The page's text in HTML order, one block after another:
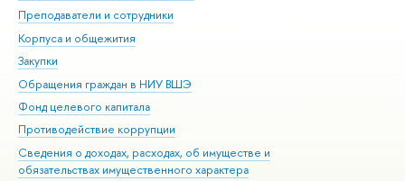
Преподаватели и сотрудники
Корпуса и общежития
Закупки
Обращения граждан в НИУ ВШЭ
Фонд целевого капитала
Противодействие коррупции
Сведения о доходах, расходах, об имуществе и
обязательствах имущественного характера